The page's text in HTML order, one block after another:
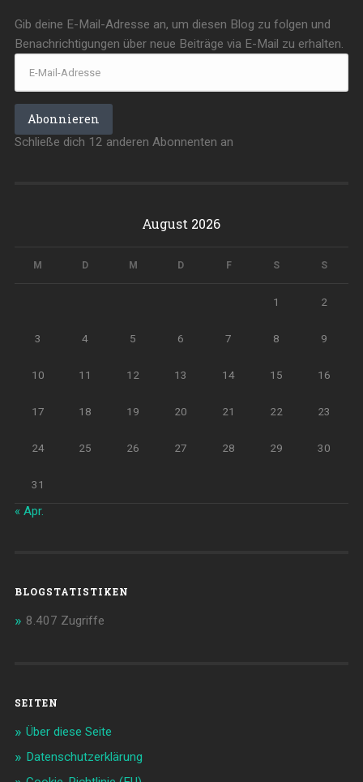
Gib deine E-Mail-Adresse an, um diesen Blog zu folgen und
Benachrichtigungen über neue Beiträge via E-Mail zu erhalten.
E-
Mail-
Abonnieren
Schließe dich 12 anderen Abonnenten an
August 2026
M D M D F S S
1 2
3 4 5 6 7 8 9
10 11 12 13 14 15 16
17 18 19 20 21 22 23
24 25 26 27 28 29 30
31
« Apr.
BLOGSTATISTIKEN
8.407 Zugriffe
SEITEN
Über diese Seite
Datenschutzerklärung